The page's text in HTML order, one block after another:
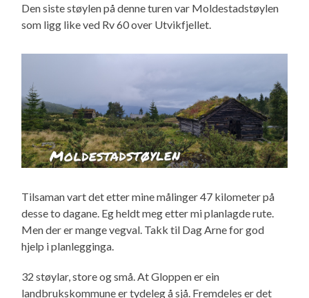
Den siste støylen på denne turen var Moldestadstøylen
som ligg like ved Rv 60 over Utvikfjellet.
Tilsaman vart det etter mine målinger 47 kilometer på
desse to dagane. Eg heldt meg etter mi planlagde rute.
Men der er mange vegval. Takk til Dag Arne for god
hjelp i planlegginga.
32 støylar, store og små. At Gloppen er ein
landbrukskommune er tydeleg å sjå. Fremdeles er det